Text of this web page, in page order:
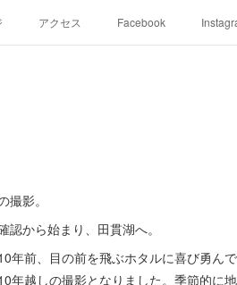
アクセス Facebook
影。
から始まり、田貫湖へ。
年前、目の前を飛ぶホタルに喜び勇ん
年越しの撮影となりました。季節的に